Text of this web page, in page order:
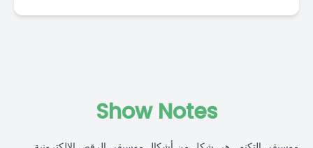
Show Notes